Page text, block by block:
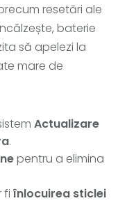
resetări ale
baterie
să apelezi la
mare de
Actualizare
.
pentru a elimina
fi înlocuirea sticlei